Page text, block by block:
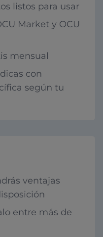
listos para usar
Market y OCU
mensual
con
según tu
ventajas
entre más de